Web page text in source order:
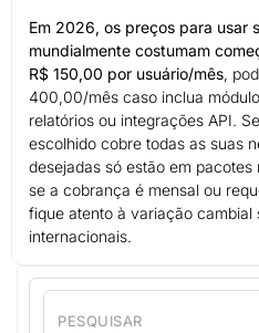
Em 2026, os preços para usar
mundialmente costumam
R$ 150,00 por usuário/mês,
400,00/mês caso inclua
relatórios ou integrações API.
escolhido cobre todas as suas
desejadas só estão em
se a cobrança é mensal ou
fique atento à variação cambial
internacionais.